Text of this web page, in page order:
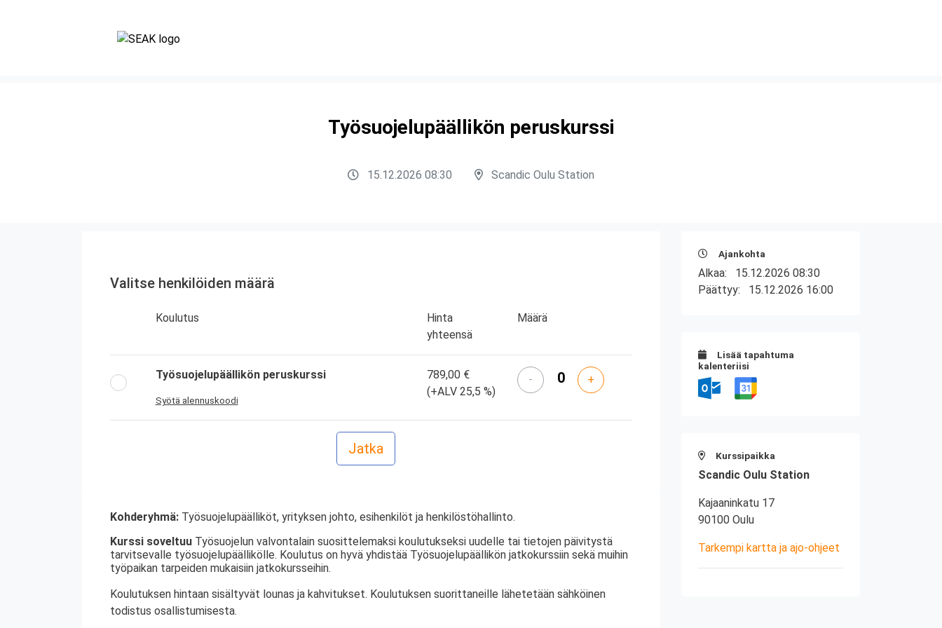
Työsuojelupäällikön peruskurssi
15.12.2026 08:30 Scandic Oulu Station
Valitse henkilöiden määrä
Koulutus
Hinta
yhteensä
Määrä
Työsuojelupäällikön peruskurssi
Syötä alennuskoodi
789,00 €
(+ALV 25,5 %)
- +
Kohderyhmä: Työsuojelupäälliköt, yrityksen johto, esihenkilöt ja henkilöstöhallinto.
Kurssi soveltuu Työsuojelun valvontalain suosittelemaksi koulutukseksi uudelle tai tietojen päivitystä
tarvitsevalle työsuojelupäällikölle. Koulutus on hyvä yhdistää Työsuojelupäällikön jatkokurssiin sekä muihin
työpaikan tarpeiden mukaisiin jatkokursseihin.
Koulutuksen hintaan sisältyvät lounas ja kahvitukset. Koulutuksen suorittaneille lähetetään sähköinen
todistus osallistumisesta.
Ajankohta
Alkaa: 15.12.2026 08:30
Päättyy: 15.12.2026 16:00
Lisää tapahtuma
kalenteriisi
Kurssipaikka
Scandic Oulu Station
Kajaaninkatu 17
90100 Oulu
Tarkempi kartta ja ajo-ohjeet